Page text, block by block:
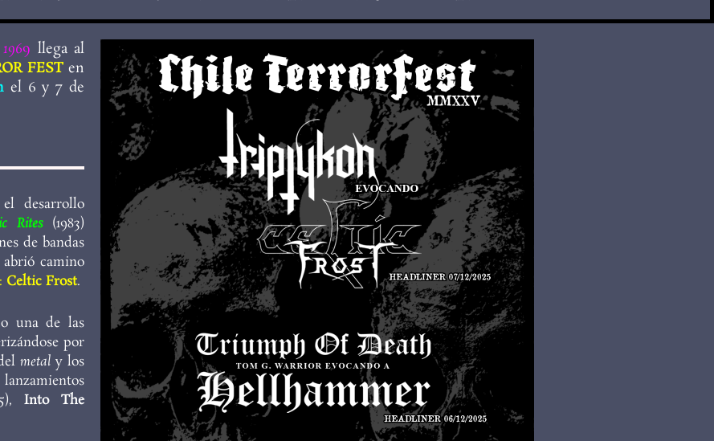
9 llega al
FEST en
el 6 y 7 de
desarrollo
Rites (1983)
de bandas
abrió camino
: Celtic Frost.
una de las
por
metal y los
Into The